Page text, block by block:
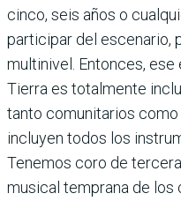
cinco, seis años o
participar del escenario,
multinivel. Entonces, ese
Tierra es totalmente
tanto comunitarios como
incluyen todos los
Tenemos coro de
musical temprana de los